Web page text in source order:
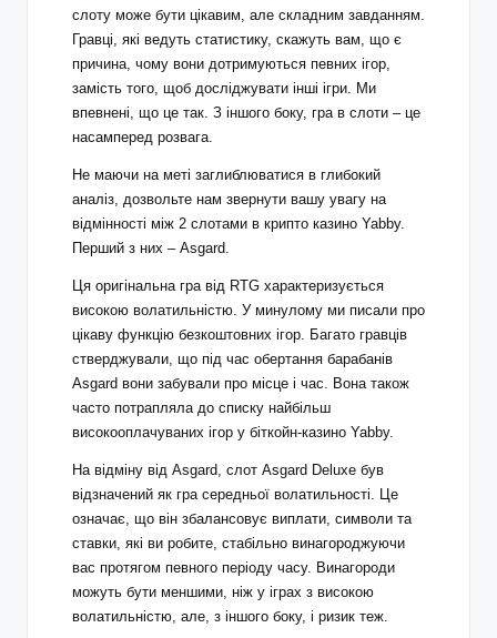
слоту може бути цікавим, але складним завданням.
Гравці, які ведуть статистику, скажуть вам, що є
причина, чому вони дотримуються певних ігор,
замість того, щоб досліджувати інші ігри. Ми
впевнені, що це так. З іншого боку, гра в слоти – це
насамперед розвага.
Не маючи на меті заглиблюватися в глибокий
аналіз, дозвольте нам звернути вашу увагу на
відмінності між 2 слотами в крипто казино Yabby.
Перший з них – Asgard.
Ця оригінальна гра від RTG характеризується
високою волатильністю. У минулому ми писали про
цікаву функцію безкоштовних ігор. Багато гравців
стверджували, що під час обертання барабанів
Asgard вони забували про місце і час. Вона також
часто потрапляла до списку найбільш
високооплачуваних ігор у біткойн-казино Yabby.
На відміну від Asgard, слот Asgard Deluxe був
відзначений як гра середньої волатильності. Це
означає, що він збалансовує виплати, символи та
ставки, які ви робите, стабільно винагороджуючи
вас протягом певного періоду часу. Винагороди
можуть бути меншими, ніж у іграх з високою
волатильністю, але, з іншого боку, і ризик теж.